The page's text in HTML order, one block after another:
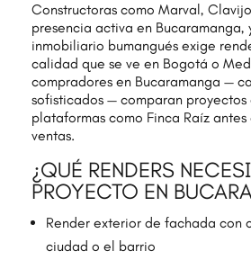
Constructoras como Marval,
presencia activa en Bucaramanga,
inmobiliario bumangués exige
calidad que se ve en Bogotá o
compradores en Bucaramanga —
sofisticados — comparan proyectos
plataformas como Finca Raíz
ventas.
¿QUÉ RENDERS
PROYECTO EN
Render exterior de fachada con
ciudad o el barrio